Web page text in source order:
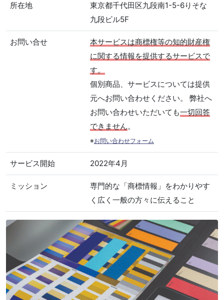
所在地
東京都千代田区九段南1-5-6りそな
九段ビル5F
お問い合せ
本サービスは商標権等の知的財産権
に関する情報を提供するサービスで
す。
個別商品、サービスについては提供
元へお問い合わせください。 弊社へ
お問い合わせいただいても一切回答
できません。
※お問い合わせフォーム
サービス開始 2022年4月
ミッション
専門的な「商標情報」をわかりやす
く広く一般の方々に伝えること